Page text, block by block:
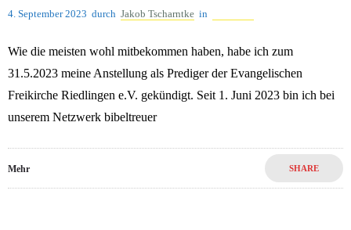
4. September 2023 durch Jakob Tscharntke in
Wie die meisten wohl mitbekommen haben, habe ich zum
31.5.2023 meine Anstellung als Prediger der Evangelischen
Freikirche Riedlingen e.V. gekündigt. Seit 1. Juni 2023 bin ich bei
unserem Netzwerk bibeltreuer
Mehr SHARE